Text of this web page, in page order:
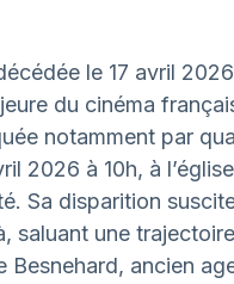
le 17 avril
du cinéma
notamment par
2026 à 10h, à
Sa disparition
saluant une
Besnehard, ancien